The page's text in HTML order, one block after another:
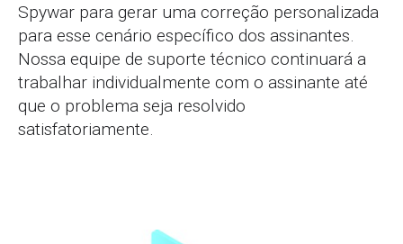
Spywar para gerar uma correção personalizada
para esse cenário específico dos assinantes.
Nossa equipe de suporte técnico continuará a
trabalhar individualmente com o assinante até
que o problema seja resolvido
satisfatoriamente.